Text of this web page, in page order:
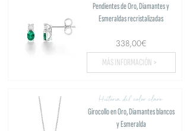
Pendientes de Oro, Diamantes y
Esmeraldas recristalizadas
338,00€
MÁS INFORMACIÓN >
Historia del color claro
Girocollo en Oro, Diamantes blancos
y Esmeralda